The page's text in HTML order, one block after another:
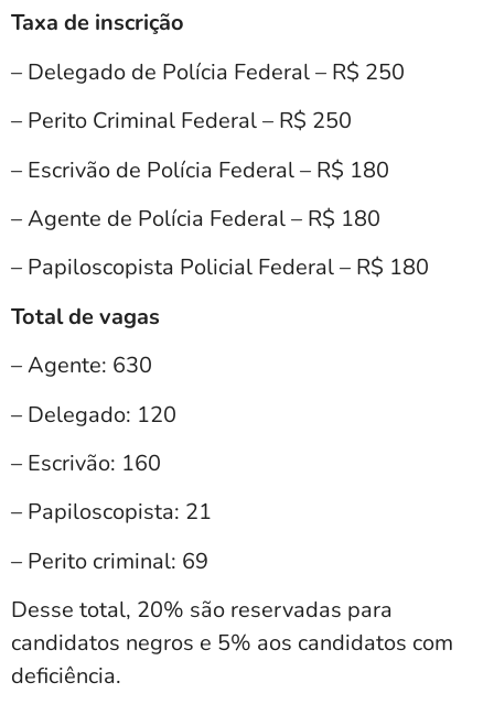
Taxa de inscrição
– Delegado de Polícia Federal – R$ 250
– Perito Criminal Federal – R$ 250
– Escrivão de Polícia Federal – R$ 180
– Agente de Polícia Federal – R$ 180
– Papiloscopista Policial Federal – R$ 180
Total de vagas
– Agente: 630
– Delegado: 120
– Escrivão: 160
– Papiloscopista: 21
– Perito criminal: 69
Desse total, 20% são reservadas para
candidatos negros e 5% aos candidatos com
deficiência.